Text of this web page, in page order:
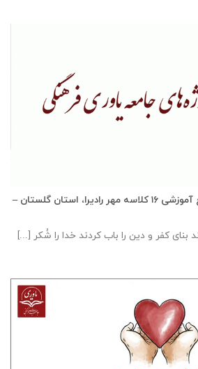
گزارش روند ساخت مجتمع آموزشی ١٦ كلاسه مهر راديرا، استان گلستان –
بنای کفر و دین را باب کردند خدا را شُکر [...]